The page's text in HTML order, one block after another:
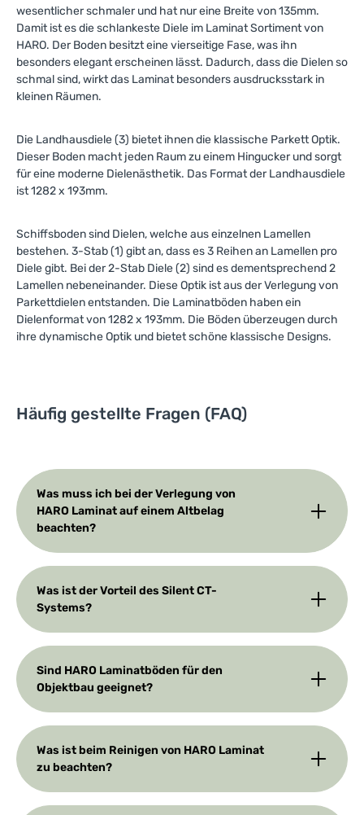
wesentlicher schmaler und hat nur eine Breite von 135mm.
Damit ist es die schlankeste Diele im Laminat Sortiment von
HARO. Der Boden besitzt eine vierseitige Fase, was ihn
besonders elegant erscheinen lässt. Dadurch, dass die Dielen so
schmal sind, wirkt das Laminat besonders ausdrucksstark in
kleinen Räumen.
Die Landhausdiele (3) bietet ihnen die klassische Parkett Optik.
Dieser Boden macht jeden Raum zu einem Hingucker und sorgt
für eine moderne Dielenästhetik. Das Format der Landhausdiele
ist 1282 x 193mm.
Schiffsboden sind Dielen, welche aus einzelnen Lamellen
bestehen. 3-Stab (1) gibt an, dass es 3 Reihen an Lamellen pro
Diele gibt. Bei der 2-Stab Diele (2) sind es dementsprechend 2
Lamellen nebeneinander. Diese Optik ist aus der Verlegung von
Parkettdielen entstanden. Die Laminatböden haben ein
Dielenformat von 1282 x 193mm. Die Böden überzeugen durch
ihre dynamische Optik und bietet schöne klassische Designs.
Häufig gestellte Fragen (FAQ)
Was muss ich bei der Verlegung von
HARO Laminat auf einem Altbelag
beachten?
Was ist der Vorteil des Silent CT-
Systems?
Sind HARO Laminatböden für den
Objektbau geeignet?
Was ist beim Reinigen von HARO Laminat
zu beachten?